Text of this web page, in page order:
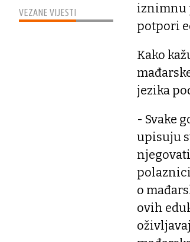
VEZANE VIJESTI
iznimnu
potpori
Kako
jezika
- Svake
upisuju
polaznici
o
ovih